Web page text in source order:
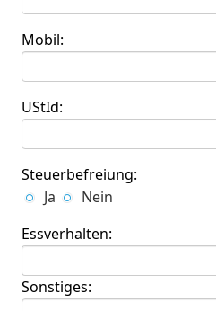
Mobil:
UStId:
Steuerbefreiung:
Ja
Nein
Essverhalten:
Sonstiges: